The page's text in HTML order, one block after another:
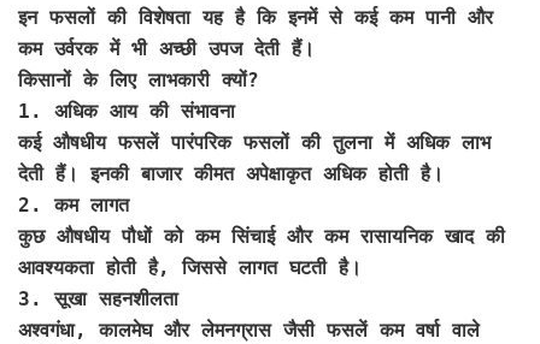
इन फसलों की विशेषता यह है कि इनमें से कई कम पानी और
कम उर्वरक में भी अच्छी उपज देती हैं।
किसानों के लिए लाभकारी क्यों?
1. अधिक आय की संभावना
कई औषधीय फसलें पारंपरिक फसलों की तुलना में अधिक लाभ
देती हैं। इनकी बाजार कीमत अपेक्षाकृत अधिक होती है।
2. कम लागत
कुछ औषधीय पौधों को कम सिंचाई और कम रासायनिक खाद की
आवश्यकता होती है, जिससे लागत घटती है।
3. सूखा सहनशीलता
अश्वगंधा, कालमेघ और लेमनग्रास जैसी फसलें कम वर्षा वाले